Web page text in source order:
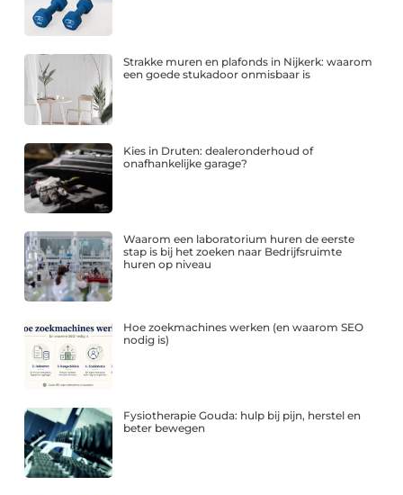
Strakke muren en plafonds in Nijkerk: waarom
een goede stukadoor onmisbaar is
Kies in Druten: dealeronderhoud of
onafhankelijke garage?
Waarom een laboratorium huren de eerste
stap is bij het zoeken naar Bedrijfsruimte
huren op niveau
Hoe zoekmachines werken (en waarom SEO
nodig is)
Fysiotherapie Gouda: hulp bij pijn, herstel en
beter bewegen